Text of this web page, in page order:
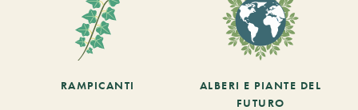
RAMPICANTI
ALBERI E PIANTE DEL
FUTURO